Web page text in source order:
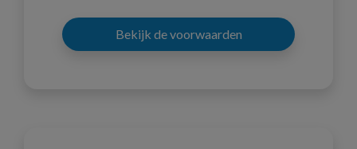
Bekijk de voorwaarden